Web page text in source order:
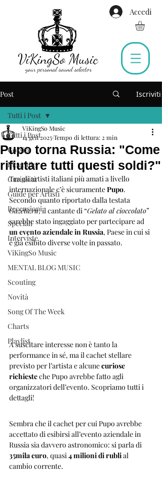
Accedi
Post Iscriviti
Tutti i Post
Gossip
Biografie
Curiosità
Guide per Artisti
Recensioni
Speciali
Interviste
ViKingSo Music
MENTAL BLOG MUSIC
Scouting
Novità
Song Of The Week
Charts
Playlist
Tutti i Post
Pupo torna Russia: "Come
rifiutare tutti questi soldi?"
ViKingSo Music
14 gen 2025Tempo di lettura: 2 min
Tra gli artisti italiani più amati a livello
internazionale c’è sicuramente Pupo.
Secondo quanto riportato dalla testata
Gazeta.ru, il cantante di “Gelato al cioccolato”
sarebbe stato ingaggiato per partecipare ad
un evento aziendale in Russia, Paese in cui si
è già esibito diverse volte in passato.
A suscitare interesse non è tanto la
performance in sé, ma il cachet stellare
previsto per l’artista e alcune curiose
richieste che Pupo avrebbe fatto agli
organizzatori dell’evento. Scopriamo tutti i
dettagli!
Sembra che il cachet per cui Pupo avrebbe
accettato di esibirsi all’evento aziendale in
Russia sia davvero astronomico: si parla di
35mila euro, quasi 4 milioni di rubli al
cambio corrente.